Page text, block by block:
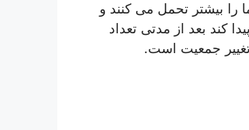
را بیشتر تحمل می کنند و
کند بعد از مدتی تعداد
جمعیت است.